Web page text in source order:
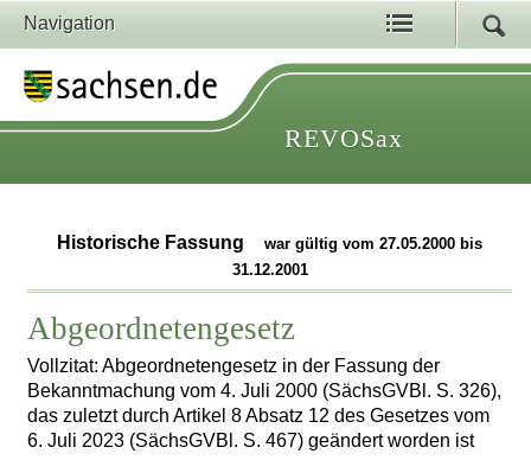
Navigation
REVOSax
Historische Fassung
war gültig vom 27.05.2000 bis
31.12.2001
Abgeordnetengesetz
Vollzitat: Abgeordnetengesetz in der Fassung der
Bekanntmachung vom 4. Juli 2000 (SächsGVBl. S. 326),
das zuletzt durch Artikel 8 Absatz 12 des Gesetzes vom
6. Juli 2023 (SächsGVBl. S. 467) geändert worden ist